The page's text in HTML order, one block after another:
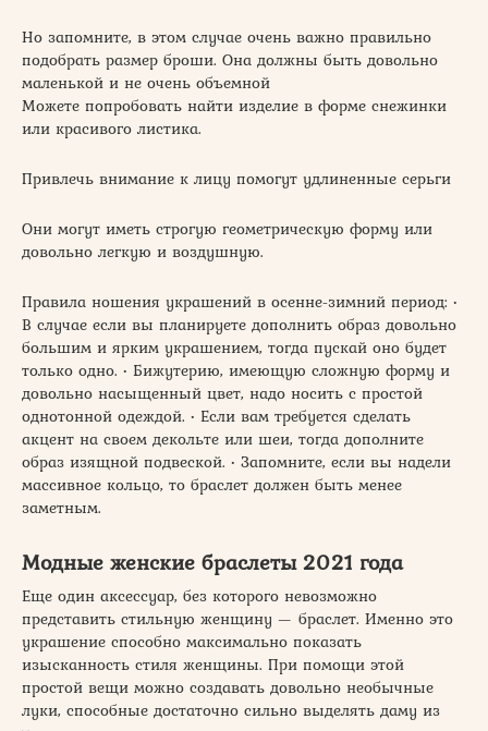
Но запомните, в этом случае очень важно правильно
подобрать размер броши. Она должны быть довольно
маленькой и не очень объемной
Можете попробовать найти изделие в форме снежинки
или красивого листика.
Привлечь внимание к лицу помогут удлиненные серьги
Они могут иметь строгую геометрическую форму или
довольно легкую и воздушную.
Правила ношения украшений в осенне-зимний период: •
В случае если вы планируете дополнить образ довольно
большим и ярким украшением, тогда пускай оно будет
только одно. • Бижутерию, имеющую сложную форму и
довольно насыщенный цвет, надо носить с простой
однотонной одеждой. • Если вам требуется сделать
акцент на своем декольте или шеи, тогда дополните
образ изящной подвеской. • Запомните, если вы надели
массивное кольцо, то браслет должен быть менее
заметным.
Модные женские браслеты 2021 года
Еще один аксессуар, без которого невозможно
представить стильную женщину — браслет. Именно это
украшение способно максимально показать
изысканность стиля женщины. При помощи этой
простой вещи можно создавать довольно необычные
луки, способные достаточно сильно выделять даму из